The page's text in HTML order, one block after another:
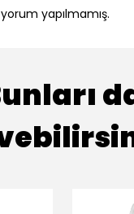
yapılmamış.